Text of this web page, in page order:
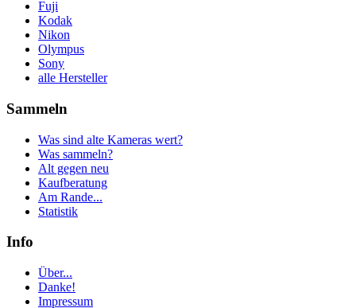
Fuji
Kodak
Nikon
Olympus
Sony
alle Hersteller
Sammeln
Was sind alte Kameras wert?
Was sammeln?
Alt gegen neu
Kaufberatung
Am Rande...
Statistik
Info
Über...
Danke!
Impressum